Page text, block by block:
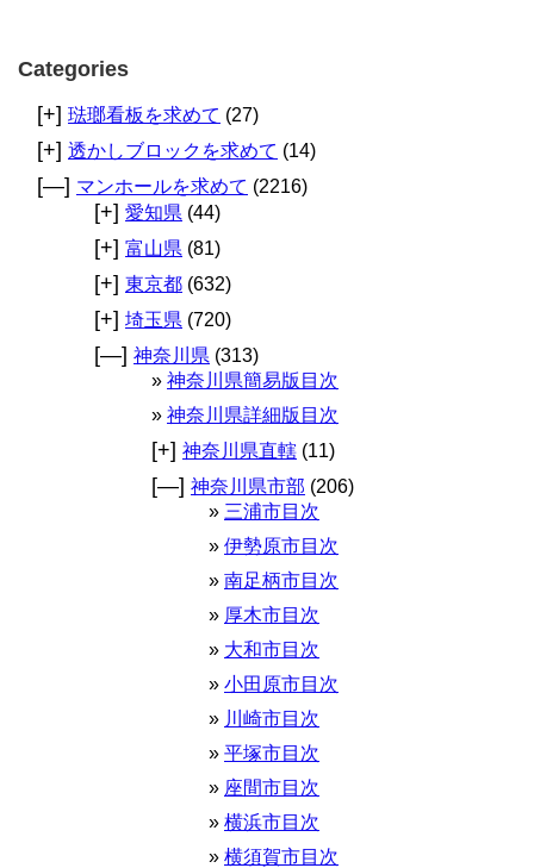
Categories
[+] 琺瑯看板を求めて (27)
[+] 透かしブロックを求めて (14)
[—] マンホールを求めて (2216)
[+] 愛知県 (44)
[+] 富山県 (81)
[+] 東京都 (632)
[+] 埼玉県 (720)
[—] 神奈川県 (313)
神奈川県簡易版目次
神奈川県詳細版目次
[+] 神奈川県直轄 (11)
[—] 神奈川県市部 (206)
三浦市目次
伊勢原市目次
南足柄市目次
厚木市目次
大和市目次
小田原市目次
川崎市目次
平塚市目次
座間市目次
横浜市目次
横須賀市目次